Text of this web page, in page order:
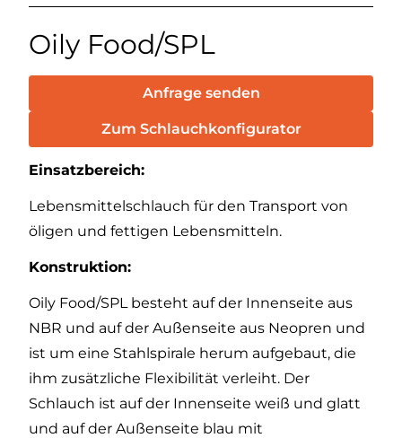
Oily Food/SPL
Anfrage senden
Zum Schlauchkonfigurator
Einsatzbereich:
Lebensmittelschlauch für den Transport von
öligen und fettigen Lebensmitteln.
Konstruktion:
Oily Food/SPL besteht auf der Innenseite aus
NBR und auf der Außenseite aus Neopren und
ist um eine Stahlspirale herum aufgebaut, die
ihm zusätzliche Flexibilität verleiht. Der
Schlauch ist auf der Innenseite weiß und glatt
und auf der Außenseite blau mit